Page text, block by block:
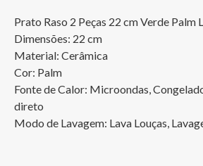
Prato Raso 2 Peças 22 cm Verde Palm
Dimensões: 22 cm
Material: Cerâmica
Cor: Palm
Fonte de Calor: Microondas,
direto
Modo de Lavagem: Lava Louças,